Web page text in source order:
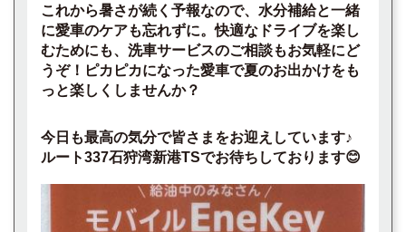
これから暑さが続く予報なので、水分補給と一緒
に愛車のケアも忘れずに。快適なドライブを楽し
むためにも、洗車サービスのご相談もお気軽にど
うぞ！ピカピカになった愛車で夏のお出かけをも
っと楽しくしませんか？
今日も最高の気分で皆さまをお迎えしています♪
ルート337石狩湾新港TSでお待ちしております😊